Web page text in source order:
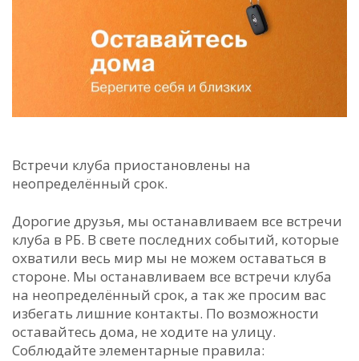
Встречи клуба приостановлены на
неопределённый срок.
Дорогие друзья, мы останавливаем все встречи
клуба в РБ. В свете последних событий, которые
охватили весь мир мы не можем оставаться в
стороне. Мы останавливаем все встречи клуба
на неопределённый срок, а так же просим вас
избегать лишние контакты. По возможности
оставайтесь дома, не ходите на улицу.
Соблюдайте элементарные правила: